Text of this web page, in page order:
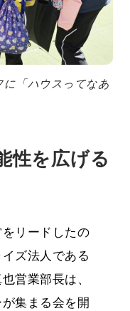
「ハウスってなあ
性を広げる
リードしたの
ズ法人である
営業部長は、
集まる会を開